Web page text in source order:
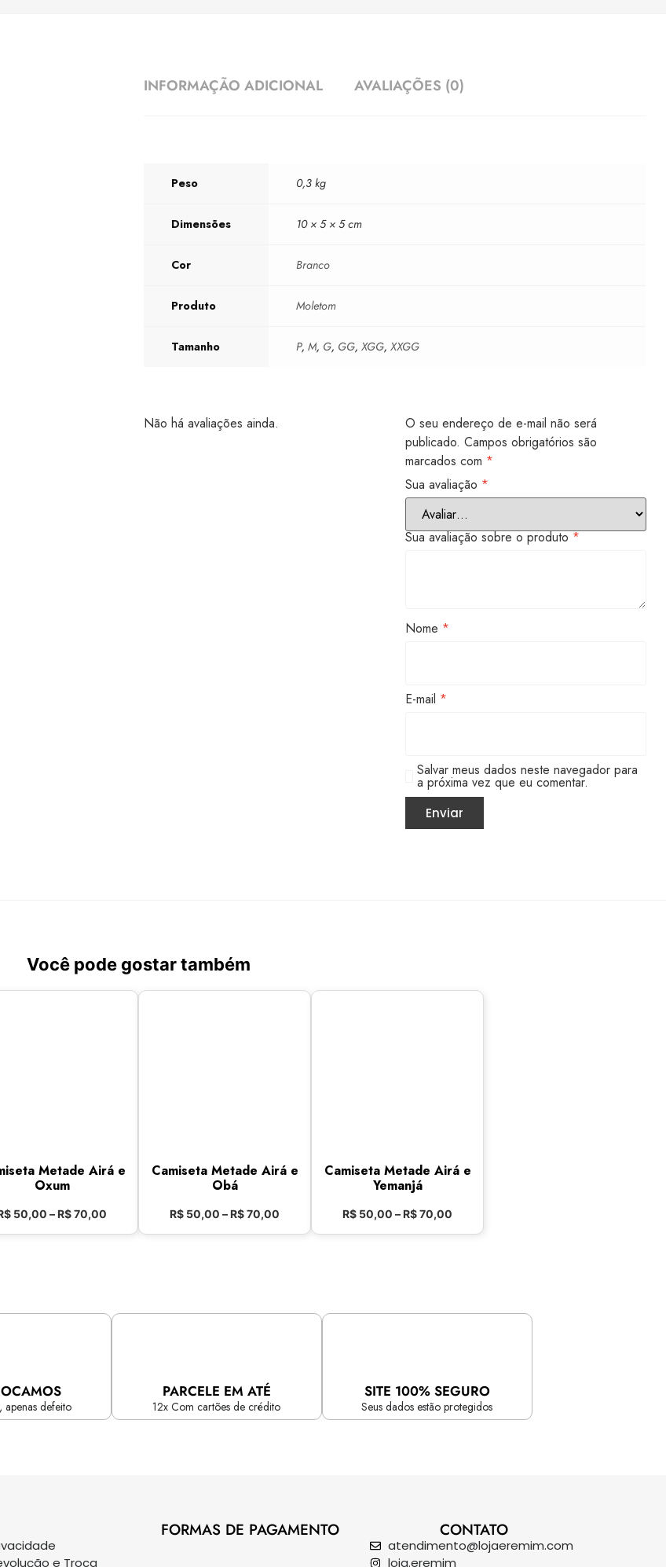
INFORMAÇÃO ADICIONAL AVALIAÇÕES (0)
Peso 0,3 kg
Dimensões 10 × 5 × 5 cm
Cor Branco
Produto Moletom
Tamanho P,M, G, GG,XGG,XXGG
Não há avaliações ainda.
O seu endereço de e-mail não será
publicado. Campos obrigatórios são
marcados com *
Sua avaliação *
Sua avaliação sobre o produto*
Nome *
E-mail *
Salvar meus dados neste navegador para
a próxima vez que eu comentar.
Você pode gostar também
Metade Airá e
Oxum
50,00 –R$70,00
Camiseta Metade Airá e
Obá
R$ 50,00 –R$70,00
Camiseta Metade Airá e
Yemanjá
R$ 50,00 –R$70,00
apenas defeito
PARCELE EM ATÉ
12x Com cartões de crédito
SITE 100% SEGURO
Seus dados estão protegidos
e Troca
FORMAS DE PAGAMENTO CONTATO
atendimento@lojaeremim.com
loja.eremim